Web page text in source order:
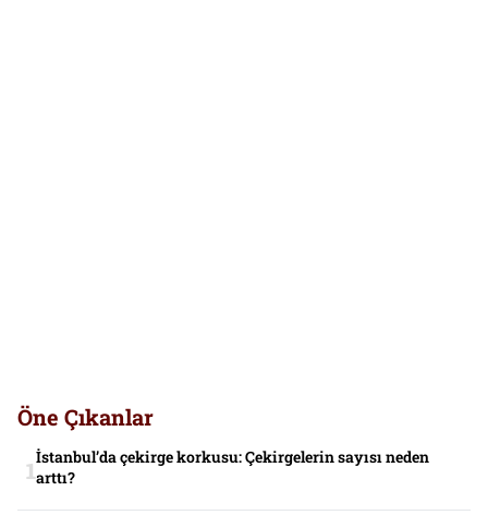
Öne Çıkanlar
İstanbul’da çekirge korkusu: Çekirgelerin sayısı neden
arttı?